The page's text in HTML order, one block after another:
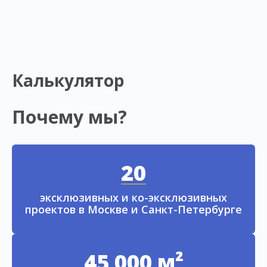
Калькулятор
Почему мы?
20
эксклюзивных и ко-эксклюзивных
проектов в Москве и Санкт-Петербурге